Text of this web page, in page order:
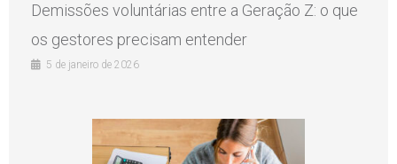
Demissões voluntárias entre a Geração Z: o que
os gestores precisam entender
5 de janeiro de 2026